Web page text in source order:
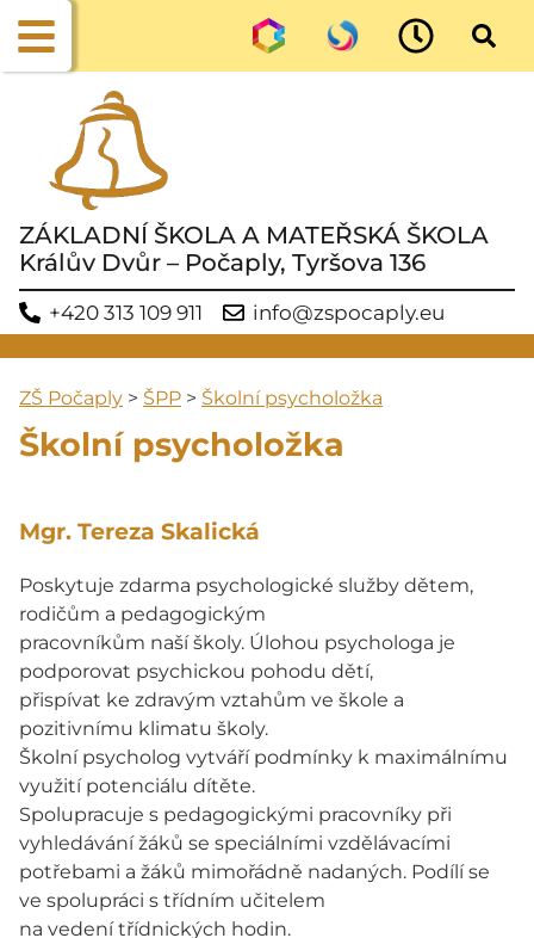
ZÁKLADNÍ ŠKOLA A MATEŘSKÁ ŠKOLA
Králův Dvůr – Počaply, Tyršova 136
+420 313 109 911 info@zspocaply.eu
ZŠ Počaply > ŠPP > Školní psycholožka
Školní psycholožka
Mgr. Tereza Skalická
Poskytuje zdarma psychologické služby dětem,
rodičům a pedagogickým
pracovníkům naší školy. Úlohou psychologa je
podporovat psychickou pohodu dětí,
přispívat ke zdravým vztahům ve škole a
pozitivnímu klimatu školy.
Školní psycholog vytváří podmínky k maximálnímu
využití potenciálu dítěte.
Spolupracuje s pedagogickými pracovníky při
vyhledávání žáků se speciálními vzdělávacími
potřebami a žáků mimořádně nadaných. Podílí se
ve spolupráci s třídním učitelem
na vedení třídnických hodin.